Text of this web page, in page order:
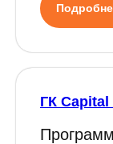
ГК